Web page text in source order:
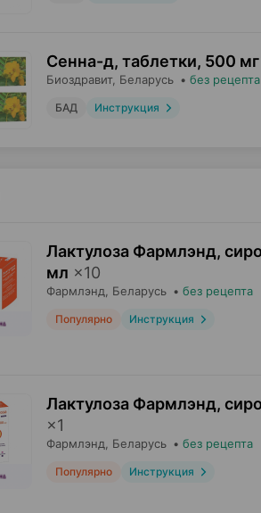
Сенна-д, таблетки, 500 мг
Биоздравит, Беларусь • без рецепта
БАД Инструкция
Лактулоза Фармлэнд,
мл ×10
Фармлэнд , Беларусь • без рецепта
Популярно Инструкция
Лактулоза Фармлэнд,
×1
Фармлэнд , Беларусь • без рецепта
Популярно Инструкция